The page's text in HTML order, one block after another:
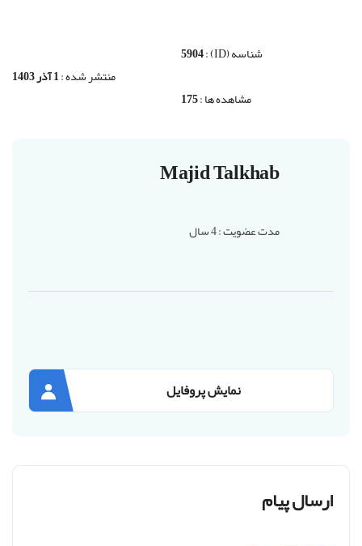
شناسه (ID) :
5904
منتشر شده :1 آذر 1403
مشاهده ها :175
Majid Talkhab
مدت عضویت : 4 سال
نمایش پروفایل
ارسال پیام